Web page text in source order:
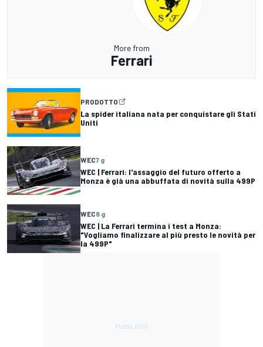
More from
Ferrari
PRODOTTO
La spider italiana nata per conquistare gli Stati
Uniti
WEC7 g
WEC | Ferrari: l'assaggio del futuro offerto a
Monza è già una abbuffata di novità sulla 499P
WEC8 g
WEC | La Ferrari termina i test a Monza:
"Vogliamo finalizzare al più presto le novità per
la 499P"